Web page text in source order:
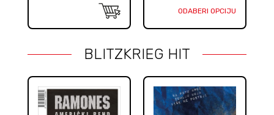
ODABERI OPCIJU
BLITZKRIEG HIT